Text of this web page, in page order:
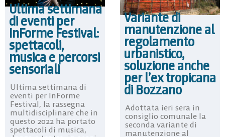
Ultima settimana
di eventi per
InForme Festival:
spettacoli,
musica e percorsi
sensoriali
Ultima settimana di
eventi per InForme
Festival, la rassegna
multidisciplinare che in
questo 2022 ha portato
spettacoli di musica,
Variante di
manutenzione al
regolamento
urbanistico,
soluzione anche
per l’ex tropicana
di Bozzano
Adottata ieri sera in
consiglio comunale la
seconda variante di
manutenzione al